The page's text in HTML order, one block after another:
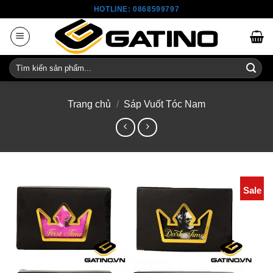
content
HOTLINE: 0868599797
Tìm
kiếm:
Trang chủ / Sáp Vuốt Tóc Nam
Sale